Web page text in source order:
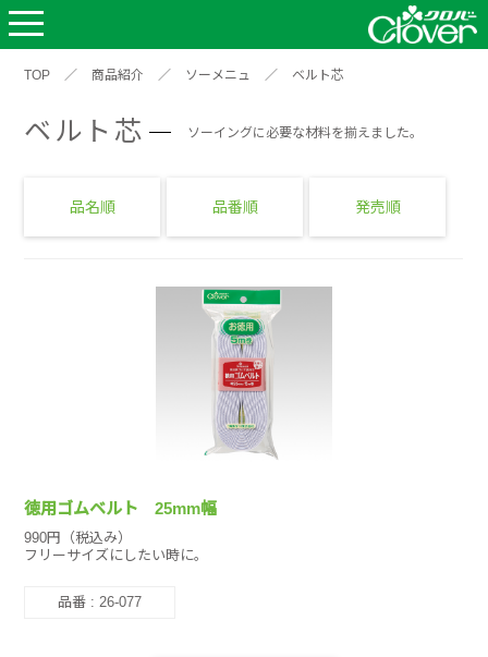
TOP ／ 商品紹介 ／ ソーメニュ ／ ベルト芯
ベルト芯 ソーイングに必要な材料を揃えました。
品名順 品番順 発売順
徳用ゴムベルト 25mm幅
990円（税込み）
フリーサイズにしたい時に。
品番 : 26-077